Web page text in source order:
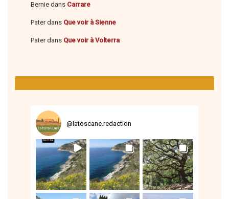
Bernie dans Carrare
Paterdans Que voir à Sienne
Paterdans Que voir à Volterra
@latoscane.redaction